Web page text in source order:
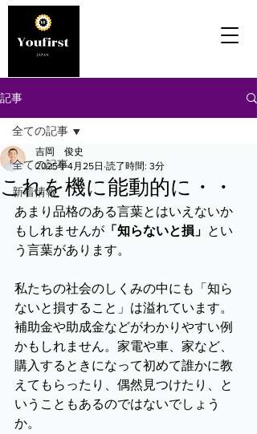
記事
全ての記事
新着情報
全ての記事
これを機に能動的に・・
吉岡 俊史
2025年4月25日 読了時間: 3分
あまり品格のある言葉とはいえないか
もしれませんが 「知らないと損」 とい
う言葉があります。
私たちの社会のしくみの中にも「知ら
ないと損すること」は溢れています。
補助金や助成金などがわかりやすい例
かもしれません。家電や車、家など、
購入するときになって初めて誰かに教
えてもらったり、偶然見つけたり、と
いうこともあるのではないでしょう
か。